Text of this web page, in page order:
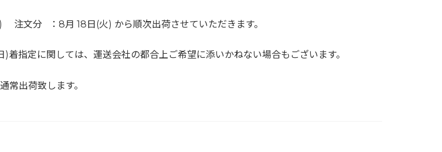
文分 ：8月 18日(火) から順次出荷させていただきます。
指定に関しては、運送会社の都合上ご希望に添いかねない場合もございます。
常出荷致します。